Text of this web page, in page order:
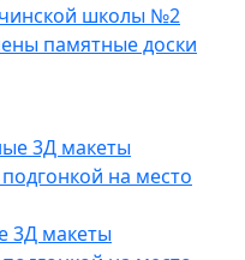
школы №2
памятные доски
3Д макеты